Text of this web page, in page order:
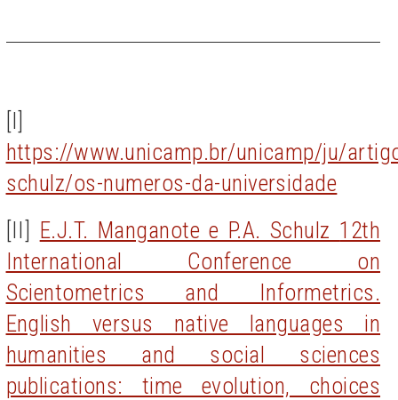
[I]
https://www.unicamp.br/unicamp/ju/
schulz/os-numeros-da-universidade
[II] E.J.T. Manganote e P.A. Schulz 12th
International Conference on
Scientometrics and Informetrics.
English versus native languages in
humanities and social sciences
publications: time evolution, choices